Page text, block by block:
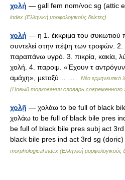
χολή — gall fem nom/voc sg (attic
index (Ελληνική μορφολογικούς δείκτες)
χολή — η 1. έκκριμα του συκωτιού
συντελεί στην πέψη των τροφών. 2.
παραπάνω υγρό. 3. πικρία, κακία,
χολή. 4. παροιμ. «Έχουν τ
αμάχη», μεταξύ… …
Νέο ερμηνευτικό
(Новый толковании словарь современного
χολῇ — χολάω to be full of black
χολάω to be full of black bile pres
be full of black bile pres subj act
black bile pres ind act 3rd sg
morphological index (Ελληνική μορφολογικούς